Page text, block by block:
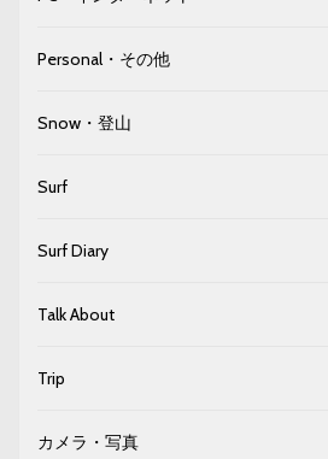
Personal・その他
Snow・登山
Surf
Surf Diary
Talk About
Trip
カメラ・写真